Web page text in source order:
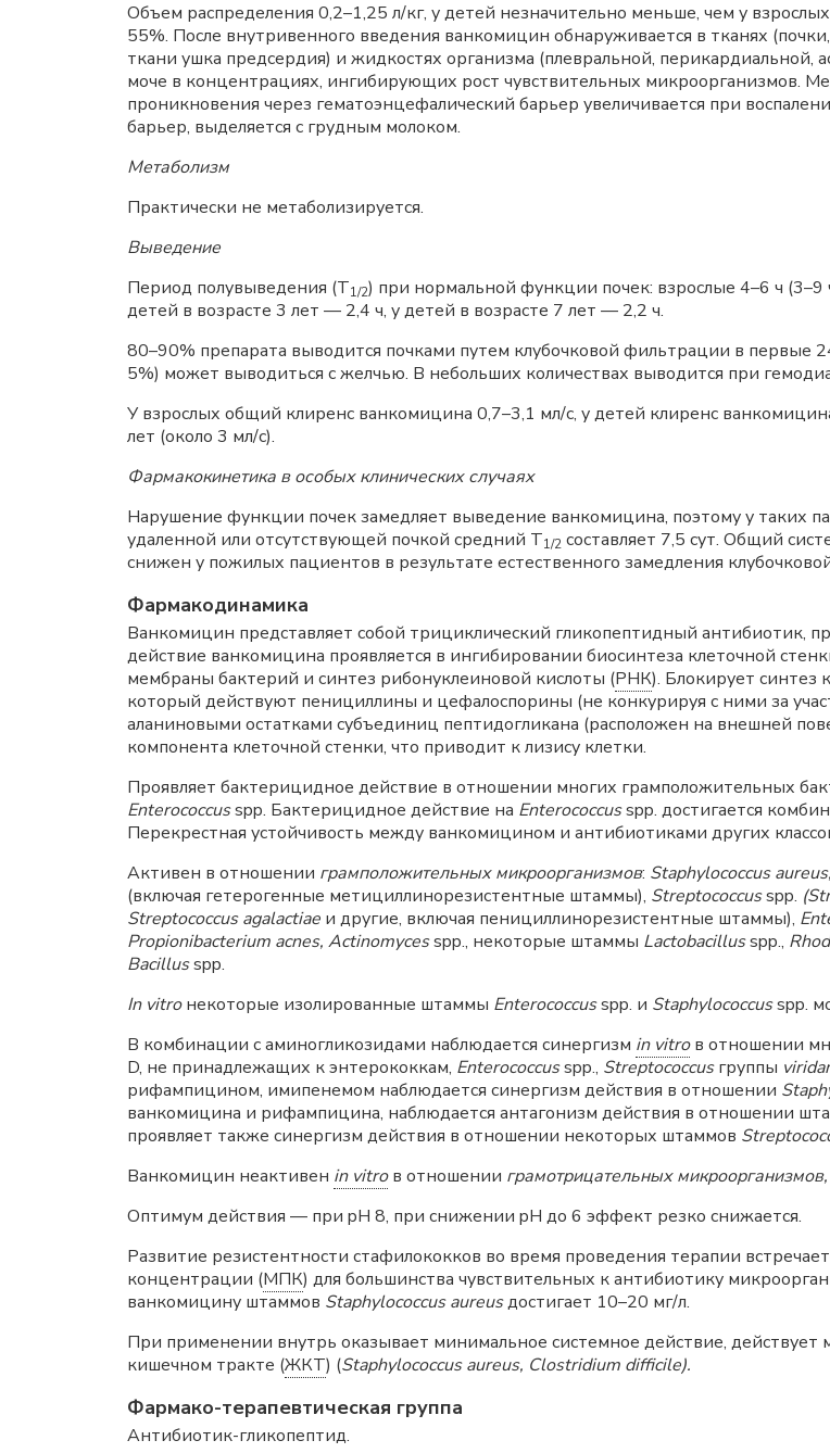
Объем распределения 0,2–1,25 л/кг, у детей незначительно меньше, чем у
55%. После внутривенного введения ванкомицин обнаруживается в тканях
ткани ушка предсердия) и жидкостях организма (плевральной, перикардиальной,
моче в концентрациях, ингибирующих рост чувствительных микроорганизмов.
проникновения через гематоэнцефалический барьер увеличивается при
барьер, выделяется с грудным молоком.
Метаболизм
Практически не метаболизируется.
Выведение
Период полувыведения (Т1/2) при нормальной функции почек: взрослые 4–6 ч
детей в возрасте 3 лет — 2,4 ч, у детей в возрасте 7 лет — 2,2 ч.
80–90% препарата выводится почками путем клубочковой фильтрации в первые
5%) может выводиться с желчью. В небольших количествах выводится при
У взрослых общий клиренс ванкомицина 0,7–3,1 мл/с, у детей клиренс
лет (около 3 мл/с).
Фармакокинетика в особых клинических случаях
Нарушение функции почек замедляет выведение ванкомицина, поэтому у таких
удаленной или отсутствующей почкой средний Т1/2 составляет 7,5 сут. Общий
снижен у пожилых пациентов в результате естественного замедления
Фармакодинамика
Ванкомицин представляет собой трициклический гликопептидный антибиотик,
действие ванкомицина проявляется в ингибировании биосинтеза клеточной
мембраны бактерий и синтез рибонуклеиновой кислоты (РНК). Блокирует синтез
который действуют пенициллины и цефалоспорины (не конкурируя с ними за
аланиновыми остатками субъединиц пептидогликана (расположен на внешней
компонента клеточной стенки, что приводит к лизису клетки.
Проявляет бактерицидное действие в отношении многих грамположительных
Enterococcusspp. Бактерицидное действие на Enterococcusspp. достигается
Перекрестная устойчивость между ванкомицином и антибиотиками других
Активен в отношении грамположительных микроорганизмов: Staphylococcus
(включая гетерогенные метициллинорезистентные штаммы), Streptococcusspp.
Streptococcus agalactiae и другие, включая пенициллинорезистентные штаммы),
Propionibacterium acnes, Actinomycesspp., некоторые штаммы Lactobacillusspp.,
Bacillusspp.
In vitroнекоторые изолированные штаммы Enterococcusspp. и Staphylococcusspp.
В комбинации с аминогликозидами наблюдается синергизм in vitroв отношении
D, не принадлежащих к энтерококкам, Enterococcusspp., Streptococcusгруппы
рифампицином, имипенемом наблюдается синергизм действия в отношении
ванкомицина и рифампицина, наблюдается антагонизм действия в отношении
проявляет также синергизм действия в отношении некоторых штаммов
Ванкомицин неактивен in vitroв отношении грамотрицательных
Оптимум действия — при pH 8, при снижении pH до 6 эффект резко снижается.
Развитие резистентности стафилококков во время проведения терапии
концентрации (МПК) для большинства чувствительных к антибиотику
ванкомицину штаммов Staphylococcus aureusдостигает 10–20 мг/л.
При применении внутрь оказывает минимальное системное действие,
кишечном тракте (ЖКТ) (Staphylococcus aureus, Clostridium difficile).
Фармако-терапевтическая группа
Антибиотик-гликопептид.